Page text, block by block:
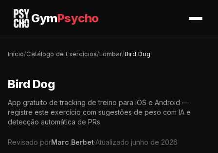
GymPsycho
Início/Catálogo de Exercícios/Lombar/Bird Dog
Bird Dog
App gratuito de tracking de treino para iOS e Android —
registre este exercício com sugestões de peso com IA e
detecção automática de PRs.
Revisado porMarc Berbet·Atualizado junho de 2026